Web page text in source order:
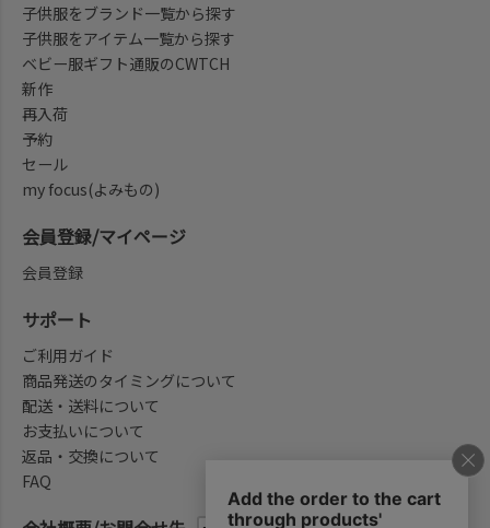
子供服をブランド一覧から探す
子供服をアイテム一覧から探す
ベビー服ギフト通販のCWTCH
新作
再入荷
予約
セール
my focus(よみもの)
会員登録/マイページ
会員登録
サポート
ご利用ガイド
商品発送のタイミングについて
配送・送料について
お支払いについて
返品・交換について
FAQ